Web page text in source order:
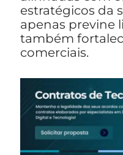
estratégicos da
apenas previne
também
comerciais.